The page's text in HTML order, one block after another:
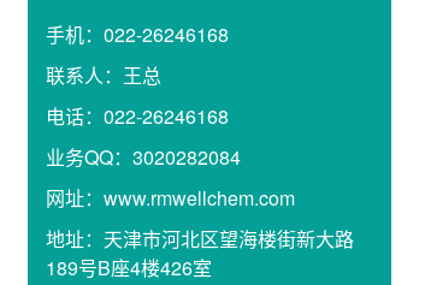
手机： 022-26246168
联系人： 王总
电话： 022-26246168
业务QQ： 3020282084
网址： www.rmwellchem.com
地址： 天津市河北区望海楼街新大路
189号B座4楼426室